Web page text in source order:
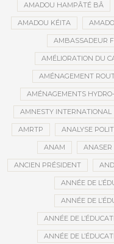
AMADOU HAMPÂTÉ BÂ
AMADOU KÉITA
AMBASSADEUR
AMÉLIORATION DU
AMÉNAGEMENT
AMÉNAGEMENTS
AMNESTY INTERNATIONAL
AMRTP ANALYSE
ANAM ANASER
ANCIEN PRÉSIDENT
ANNÉE DE
ANNÉE DE
ANNÉE DE
ANNÉE DE